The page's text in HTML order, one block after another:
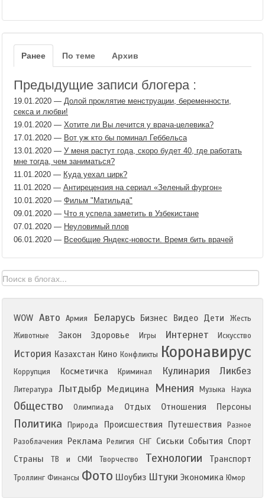
Ранее По теме Архив
Предыдущие записи блогера :
19.01.2020 — Долой проклятие менструации, беременности,
секса и любви!
19.01.2020 — Хотите ли Вы лечится у врача-целевика?
17.01.2020 — Вот уж кто бы поминал Геббельса
13.01.2020 — У меня растут года, скоро будет 40, где работать
мне тогда, чем заниматься?
11.01.2020 — Куда уехал цирк?
11.01.2020 — Антирецензия на сериал «Зеленый фургон»
10.01.2020 — Фильм "Матильда"
09.01.2020 — Что я успела заметить в Узбекистане
07.01.2020 — Неуловимый плов
06.01.2020 — Всеобщие Яндекс-новости. Время бить врачей
WOW Авто Армия Беларусь Бизнес Видео Дети
Жесть
Животные
Закон Здоровье Игры Интернет Искусство
История Казахстан Кино Конфликты Коронавирус
Коррупция Косметичка Криминал Кулинария Ликбез
Литература Лытдыбр Медицина Мнения Музыка Наука
Общество Олимпиада Отдых Отношения Персоны
Политика Природа Происшествия Путешествия
Разное
Разоблачения
Реклама Религия СНГ Сиськи События Спорт
Страны
ТВ и СМИ Творчество Технологии Транспорт
Троллинг Финансы Фото Шоубиз Штуки Экономика Юмор